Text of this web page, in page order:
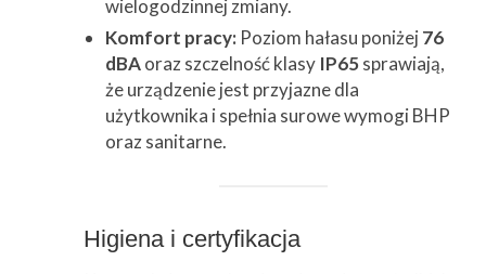
wielogodzinnej zmiany.
Komfort pracy:Poziom hałasu poniżej76
dBAoraz szczelność klasy IP65sprawiają,
że urządzenie jest przyjazne dla
użytkownika i spełnia surowe wymogi BHP
oraz sanitarne.
Higiena i certyfikacja